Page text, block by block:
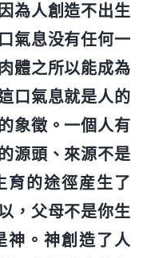
為人創造不出生
氣息没有任何一
體之所以能成為
口氣息就是人的
象徵。一個人有
源頭、來源不是
育的途徑産生了
，父母不是你生
神。神創造了人